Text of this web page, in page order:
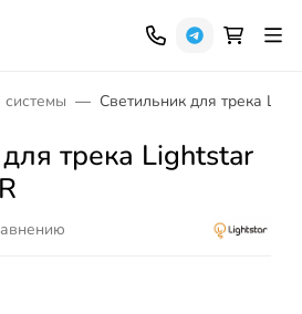
Светильник для трека
трека Lightstar